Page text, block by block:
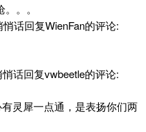
。。
话回复WienFan的评论:
话回复vwbeetle的评论:
灵犀一点通，是表扬你们两